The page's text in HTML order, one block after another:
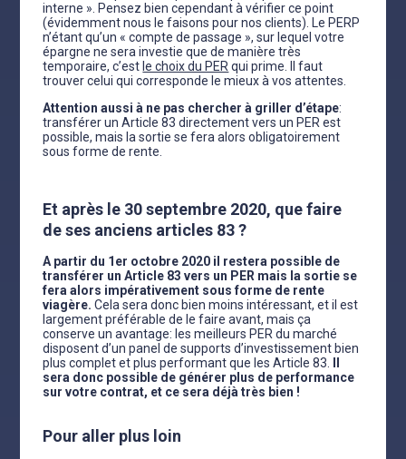
interne ». Pensez bien cependant à vérifier ce point
(évidemment nous le faisons pour nos clients). Le PERP
n’étant qu’un « compte de passage », sur lequel votre
épargne ne sera investie que de manière très
temporaire, c’est le choix du PER qui prime. Il faut
trouver celui qui corresponde le mieux à vos attentes.
Attention aussi à ne pas chercher à griller d’étape:
transférer un Article 83 directement vers un PER est
possible, mais la sortie se fera alors obligatoirement
sous forme de rente.
Et après le 30 septembre 2020, que faire
de ses anciens articles 83 ?
A partir du 1er octobre 2020 il restera possible de
transférer un Article 83 vers un PER mais la sortie se
fera alors impérativement sous forme de rente
viagère. Cela sera donc bien moins intéressant, et il est
largement préférable de le faire avant, mais ça
conserve un avantage: les meilleurs PER du marché
disposent d’un panel de supports d’investissement bien
plus complet et plus performant que les Article 83.
sera donc possible de générer plus de performance
sur votre contrat, et ce sera déjà très bien !
Pour aller plus loin